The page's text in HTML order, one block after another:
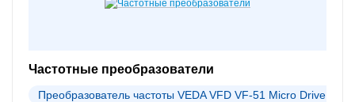
Частотные преобразователи
Преобразователь частоты VEDA VFD VF-51 Micro Drive